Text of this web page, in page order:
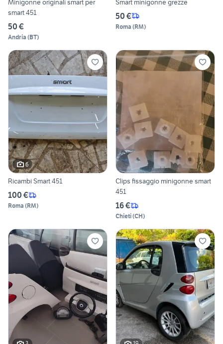
Minigonne originali smart per
smart 451
50 €
Andria (BT)
Smart minigonne grezze
50 €
Roma (RM)
6
Ricambi Smart 451
100 €
Roma (RM)
Clips fissaggio minigonne smart
451
16 €
Chieti(CH)